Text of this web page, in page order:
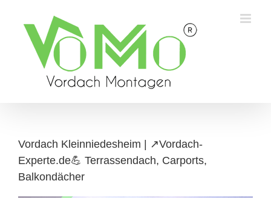
content
Vordach Kleinniedesheim | ↗️Vordach-
Experte.de💪 Terrassendach, Carports,
Balkondächer